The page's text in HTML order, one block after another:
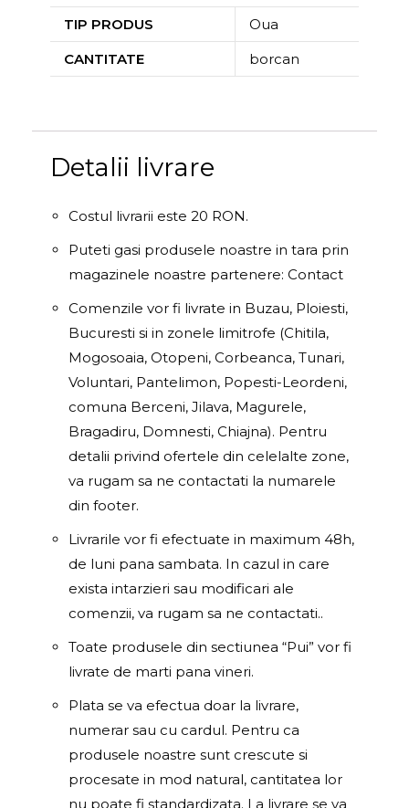
TIP PRODUS
Oua
CANTITATE
borcan
Detalii livrare
Costul livrarii este 20 RON.
Puteti gasi produsele noastre in tara prin
magazinele noastre partenere: Contact
Comenzile vor fi livrate in Buzau, Ploiesti,
Bucuresti si in zonele limitrofe (Chitila,
Mogosoaia, Otopeni, Corbeanca, Tunari,
Voluntari, Pantelimon, Popesti-Leordeni,
comuna Berceni, Jilava, Magurele,
Bragadiru, Domnesti, Chiajna). Pentru
detalii privind ofertele din celelalte zone,
va rugam sa ne contactati la numarele
din footer.
Livrarile vor fi efectuate in maximum 48h,
de luni pana sambata. In cazul in care
exista intarzieri sau modificari ale
comenzii, va rugam sa ne contactati..
Toate produsele din sectiunea “Pui” vor fi
livrate de marti pana vineri.
Plata se va efectua doar la livrare,
numerar sau cu cardul. Pentru ca
produsele noastre sunt crescute si
procesate in mod natural, cantitatea lor
nu poate fi standardizata. La livrare se va